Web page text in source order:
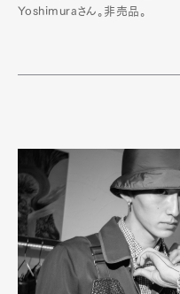
Yoshimuraさん。非売品。